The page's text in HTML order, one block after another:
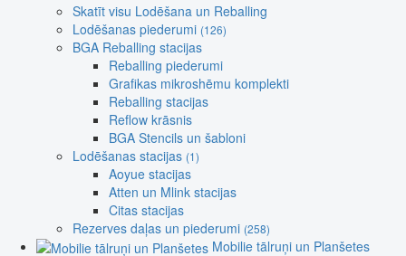
Skatīt visu Lodēšana un Reballing
Lodēšanas piederumi (126)
BGA Reballing stacijas
Reballing piederumi
Grafikas mikroshēmu komplekti
Reballing stacijas
Reflow krāsnis
BGA Stencils un šabloni
Lodēšanas stacijas (1)
Aoyue stacijas
Atten un Mlink stacijas
Citas stacijas
Rezerves daļas un piederumi (258)
Mobilie tālruņi un Planšetes